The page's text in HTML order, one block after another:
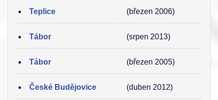
Teplice (březen 2006)
Tábor (srpen 2013)
Tábor (březen 2005)
České Budějovice (duben 2012)